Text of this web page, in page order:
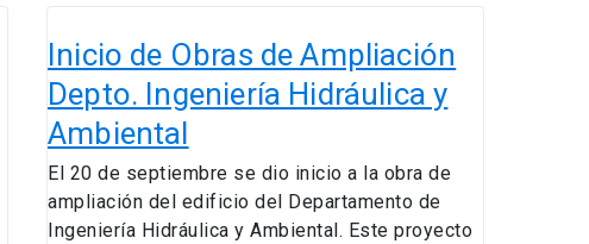
Inicio de Obras de Ampliación
Depto. Ingeniería Hidráulica y
Ambiental
El 20 de septiembre se dio inicio a la obra de
ampliación del edificio del Departamento de
Ingeniería Hidráulica y Ambiental. Este proyecto
de
Obras
de
Ampliación
Depto.
Ingeniería
Hidráulica